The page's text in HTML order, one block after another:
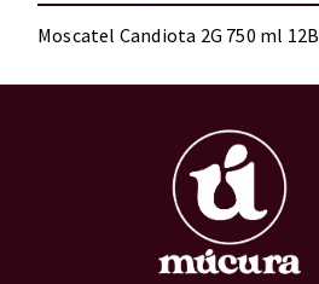
Moscatel Candiota 2G 750 ml 12B